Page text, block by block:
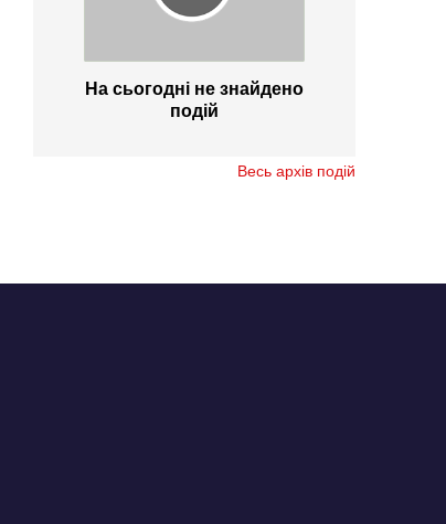
На сьогодні не знайдено
подій
Весь архів подій